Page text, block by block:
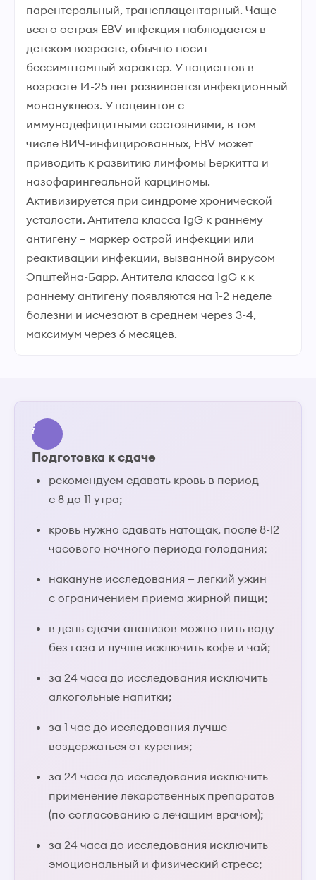
парентеральный, трансплацентарный. Чаще
всего острая EBV-инфекция наблюдается в
детском возрасте, обычно носит
бессимптомный характер. У пациентов в
возрасте 14-25 лет развивается инфекционный
мононуклеоз. У пацеинтов с
иммунодефицитными состояниями, в том
числе ВИЧ-инфицированных, EBV может
приводить к развитию лимфомы Беркитта и
назофарингеальной карциномы.
Активизируется при синдроме хронической
усталости. Антитела класса IgG к раннему
антигену – маркер острой инфекции или
реактивации инфекции, вызванной вирусом
Эпштейна-Барр. Антитела класса IgG к к
раннему антигену появляются на 1-2 неделе
болезни и исчезают в среднем через 3-4,
максимум через 6 месяцев.
Подготовка к сдаче
рекомендуем сдавать кровь в период
с 8 до 11 утра;
кровь нужно сдавать натощак, после 8-12
часового ночного периода голодания;
накануне исследования — легкий ужин
с ограничением приема жирной пищи;
в день сдачи анализов можно пить воду
без газа и лучше исключить кофе и чай;
за 24 часа до исследования исключить
алкогольные напитки;
за 1 час до исследования лучше
воздержаться от курения;
за 24 часа до исследования исключить
применение лекарственных препаратов
(по согласованию с лечащим врачом);
за 24 часа до исследования исключить
эмоциональный и физический стресс;